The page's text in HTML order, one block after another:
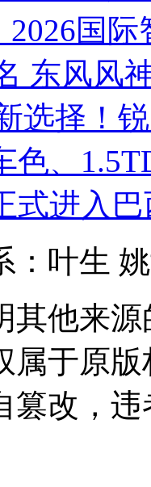
2026国
东风风
选择！
色、
式进入
：叶生
其他来
属于原
篡改，